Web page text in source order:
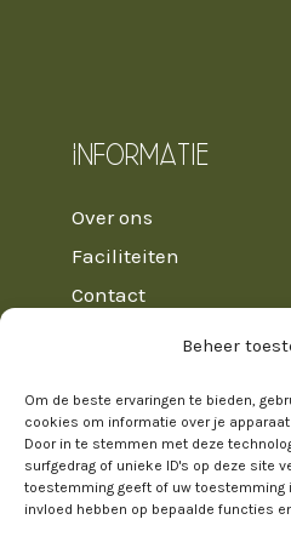
Beheer
Om de beste ervaringen te bieden,
cookies om informatie over je
Door in te stemmen met deze
surfgedrag of unieke ID's op deze site
toestemming geeft of uw toestemming
invloed hebben op bepaalde functies
Informatie
Over ons
Faciliteiten
Contact
Algemene